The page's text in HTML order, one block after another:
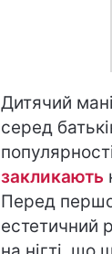
Дитячий
серед
закликають
Перед
естетичний